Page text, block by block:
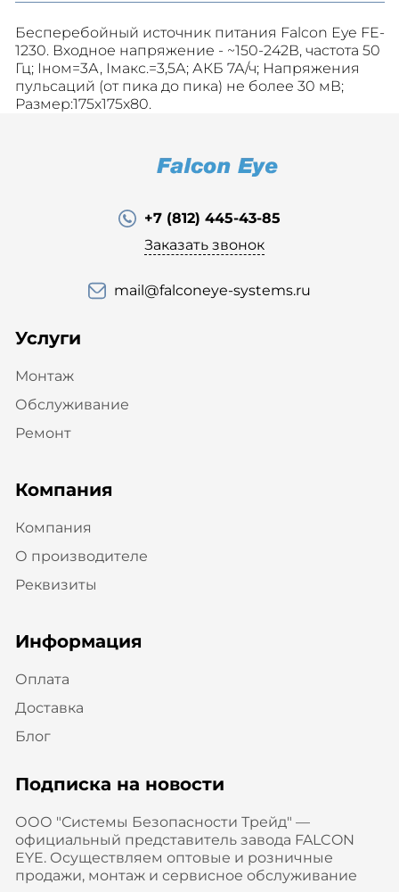
Бесперебойный источник питания Falcon Eye FE-
1230. Входное напряжение - ~150-242В, частота 50
Гц; Iном=3А, Iмакс.=3,5А; АКБ 7А/ч; Напряжения
пульсаций (от пика до пика) не более 30 мВ;
Размер:175x175x80.
+7 (812) 445-43-85
Заказать звонок
mail@falconeye-systems.ru
Услуги
Монтаж
Обслуживание
Ремонт
Компания
Компания
О производителе
Реквизиты
Информация
Оплата
Доставка
Блог
Подписка на новости
ООО "Системы Безопасности Трейд" —
официальный представитель завода FALCON
EYE. Осуществляем оптовые и розничные
продажи, монтаж и сервисное обслуживание